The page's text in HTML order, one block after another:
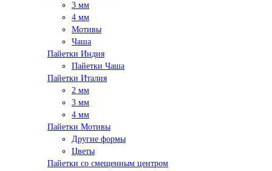
3 мм
4 мм
Мотивы
Чаша
Пайетки Индия
Пайетки Чаша
Пайетки Италия
2 мм
3 мм
4 мм
Пайетки Мотивы
Другие формы
Цветы
Пайетки со смещенным центром